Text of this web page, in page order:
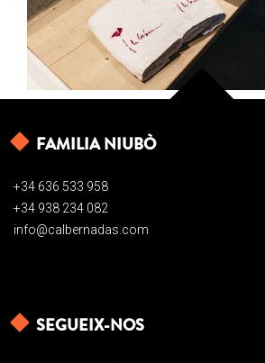
FAMILIA NIUBÒ
+34 636 533 958
+34 938 234 082
info@calbernadas.com
SEGUEIX-NOS